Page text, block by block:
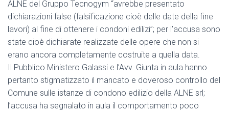
ALNE del Gruppo Tecnogym “avrebbe presentato
dichiarazioni false (falsificazione cioè delle date della fine
lavori) al fine di ottenere i condoni edilizi”; per l’accusa sono
state cioè dichiarate realizzate delle opere che non si
erano ancora completamente costruite a quella data.
Il Pubblico Ministero Galassi e l’Avv. Giunta in aula hanno
pertanto stigmatizzato il mancato e doveroso controllo del
Comune sulle istanze di condono edilizio della ALNE srl;
l’accusa ha segnalato in aula il comportamento poco